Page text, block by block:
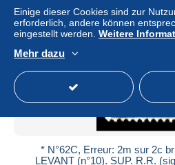
* N°62C, Erreur: 2m sur 2c
LEVANT (n°10). SUP. R.R.
Einige dieser Cookies sind zur
erforderlich, andere können
eingestellt werden. Weitere
Mehr dazu